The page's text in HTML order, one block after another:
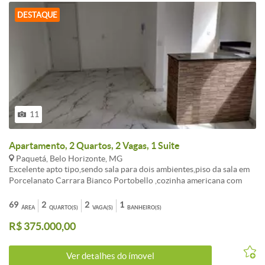
DESTAQUE
11
Apartamento, 2 Quartos, 2 Vagas, 1 Suite
Paquetá, Belo Horizonte, MG
Excelente apto tipo,sendo sala para dois ambientes,piso da sala em
Porcelanato Carrara Bianco Portobello ,cozinha americana com
da bancada da cozinha, 2 quartos sendo 1 suíte, ambos com piso em
porcelanato rústico,banheiro da suíte com bancada em
granito,cuba,sacada com piso em porcelanato rústico,banho social
cobertas.Prédio 100% revestido, elevador social. Padrão de
acabamento extremamente diferenciado (de alto luxo) , muito bem
ÁREA
69 QUARTO(S)
2 VAGA(S)
2 BANHEIRO(S)
1
R$ 375.000,00
Ver detalhes do ímovel